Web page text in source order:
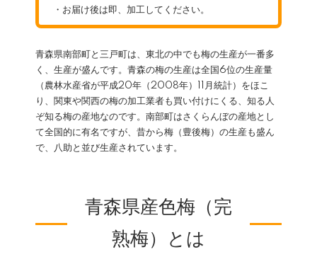
・お届け後は即、加工してください。
青森県南部町と三戸町は、東北の中でも梅の生産が一番多
く、生産が盛んです。青森の梅の生産は全国6位の生産量
（農林水産省が平成20年（2008年）11月統計）をほこ
り、関東や関西の梅の加工業者も買い付けにくる、知る人
ぞ知る梅の産地なのです。南部町はさくらんぼの産地とし
て全国的に有名ですが、昔から梅（豊後梅）の生産も盛ん
で、八助と並び生産されています。
青森県産色梅（完
熟梅）とは